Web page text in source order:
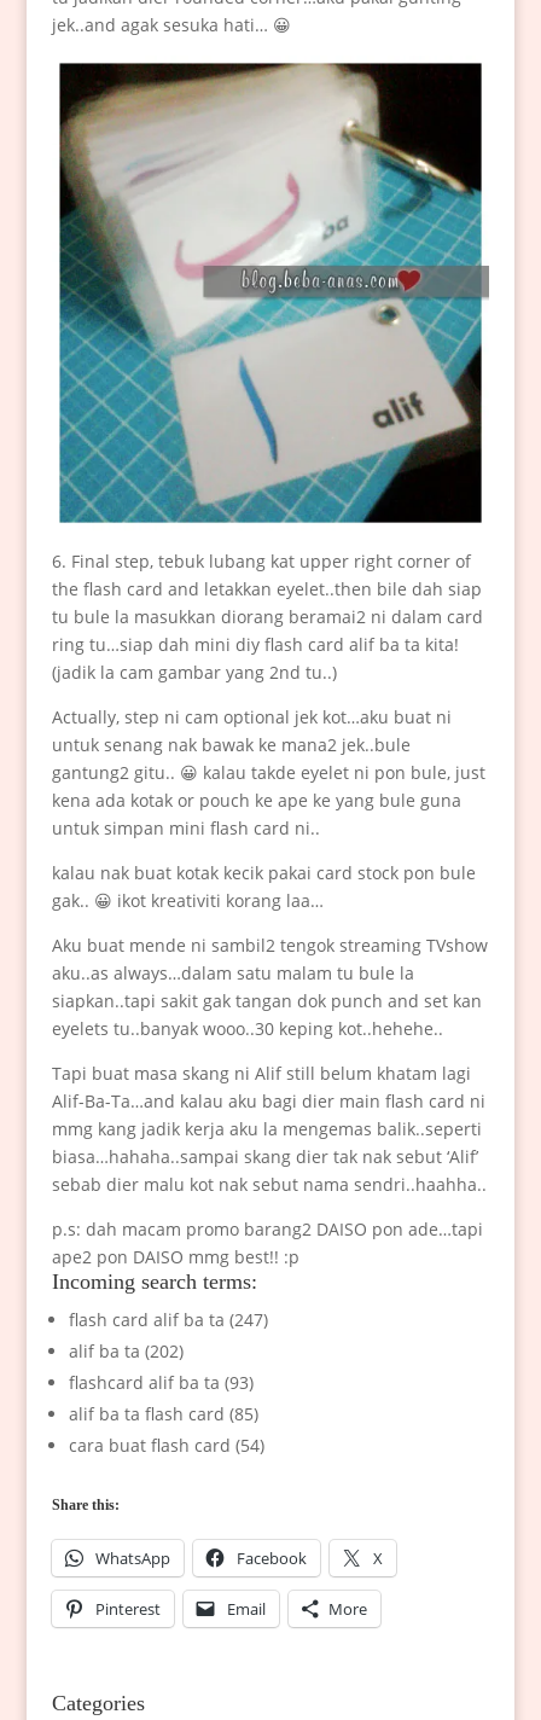
jek..and agak sesuka hati… 😀
6. Final step, tebuk lubang kat upper right corner of
the flash card and letakkan eyelet..then bile dah siap
tu bule la masukkan diorang beramai2 ni dalam card
ring tu…siap dah mini diy flash card alif ba ta kita!
(jadik la cam gambar yang 2nd tu..)
Actually, step ni cam optional jek kot…aku buat ni
untuk senang nak bawak ke mana2 jek..bule
gantung2 gitu.. 😀 kalau takde eyelet ni pon bule, just
kena ada kotak or pouch ke ape ke yang bule guna
untuk simpan mini flash card ni..
kalau nak buat kotak kecik pakai card stock pon bule
gak.. 😀 ikot kreativiti korang laa…
Aku buat mende ni sambil2 tengok streaming TVshow
aku..as always…dalam satu malam tu bule la
siapkan..tapi sakit gak tangan dok punch and set kan
eyelets tu..banyak wooo..30 keping kot..hehehe..
Tapi buat masa skang ni Alif still belum khatam lagi
Alif-Ba-Ta…and kalau aku bagi dier main flash card ni
mmg kang jadik kerja aku la mengemas balik..seperti
biasa…hahaha..sampai skang dier tak nak sebut ‘Alif’
sebab dier malu kot nak sebut nama sendri..haahha..
p.s: dah macam promo barang2 DAISO pon ade…tapi
ape2 pon DAISO mmg best!! :p
Incoming search terms:
flash card alif ba ta (247)
alif ba ta (202)
flashcard alif ba ta (93)
alif ba ta flash card (85)
cara buat flash card (54)
Share this:
WhatsApp Facebook X
Pinterest Email More
Categories